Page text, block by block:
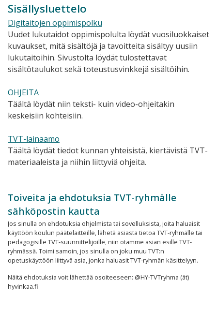
Sisällysluettelo
Digitaitojen oppimispolku
Uudet lukutaidot oppimispolulta löydät vuosiluokkaiset
kuvaukset, mitä sisältöjä ja tavoitteita sisältyy uusiin
lukutaitoihin. Sivustolta löydät tulostettavat
sisältötaulukot sekä toteustusvinkkejä sisältöihin.
OHJEITA
Täältä löydät niin teksti- kuin video-ohjeitakin
keskeisiin kohteisiin.
TVT-lainaamo
Täältä löydät tiedot kunnan yhteisistä, kiertävistä TVT-
materiaaleista ja niihin liittyviä ohjeita.
Toiveita ja ehdotuksia TVT-ryhmälle
sähköpostin kautta
Jos sinulla on ehdotuksia ohjelmista tai sovelluksista, joita haluaisit
käyttöön koulun päätelaitteille, lähetä asiasta tietoa TVT-ryhmälle tai
pedagogisille TVT-suunnittelijoille, niin otamme asian esille TVT-
ryhmässä. Toimi samoin, jos sinulla on joku muu TVT:n
opetuskäyttöön liittyvä asia, jonka haluasit TVT-ryhmän käsittelyyn.
Näitä ehdotuksia voit lähettää osoiteeseen: @HY-TVTryhma (ät)
hyvinkaa.fi